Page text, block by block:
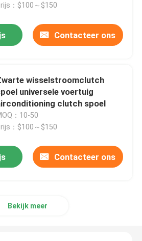
：$100～$150
Contacteer ons
wisselstroomclutch
universele voertuig
clutch spoel
：10-50
：$100～$150
Contacteer ons
Bekijk meer